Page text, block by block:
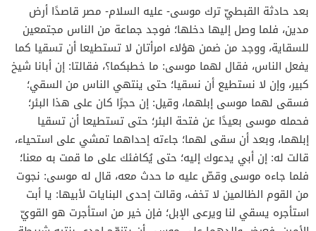
بعد حادثة القبطيّ ترك موسى- عليه السلام- مصر قاصدًا أرض
مدين، فلما وصل إليها دخلها؛ فوجد جماعة من الناس مجتمعين
للسقاية، ووجد من ضمن هؤلاء امرأتان لا تستطيعا أن تسقيا كما
يفعل الناس، فقال لهما موسى: ما خطبكما؟، فقالتا: إن أبانا شيخ
كبير، وإن لا نستطيع أن نسقيا؛ حتى ينتهي الناس من السقي؛
فسقى لهما موسى إبلهما، وقيل: إن حجرًا كان على هذا البئر؛
فحمله موسى بعيدًا عن فتحة البئر؛ حتى تستطيعا أن تسقيا
إبلهما، وبعد أن سقى لهما؛ جاءته إحداهما تمشي على استحياء،
قالت له: إن أبي يدعوك إليه؛ حتى يُكافئك على ما قمت به معنا؛
فلما جاءه موسى وقصّ عليه ما حدث معه، قال له موسى: نجوت
من القوم الظالمين لا تخف، وقالت إحدى البنايات لأبيها: يا أبت
استأجره يسقي لنا ويرعى الإبل؛ فإن خير من استأجرت هو القويّ